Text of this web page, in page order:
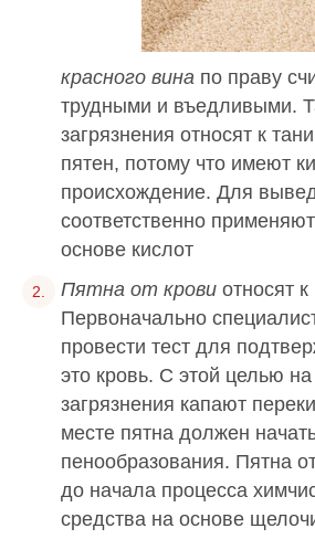
красного вина по праву
трудными и въедливыми.
загрязнения относят к
пятен, потому что имеют
происхождение. Для
соответственно
основе кислот
Пятна от крови относят
Первоначально
провести тест для
это кровь. С этой целью
загрязнения капают
месте пятна должен
пенообразования. Пятна
до начала процесса
средства на основе